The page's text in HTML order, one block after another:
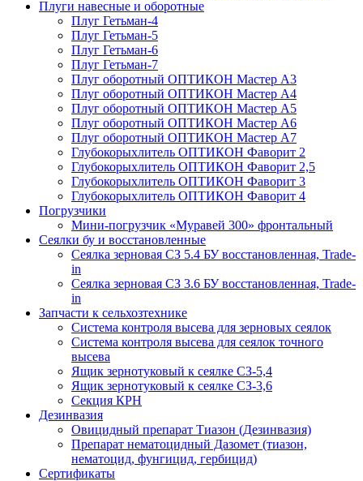
Плуги навесные и оборотные
Плуг Гетьман-4
Плуг Гетьман-5
Плуг Гетьман-6
Плуг Гетьман-7
Плуг оборотный ОПТИКОН Мастер А3
Плуг оборотный ОПТИКОН Мастер А4
Плуг оборотный ОПТИКОН Мастер А5
Плуг оборотный ОПТИКОН Мастер А6
Плуг оборотный ОПТИКОН Мастер А7
Глубокорыхлитель ОПТИКОН Фаворит 2
Глубокорыхлитель ОПТИКОН Фаворит 2,5
Глубокорыхлитель ОПТИКОН Фаворит 3
Глубокорыхлитель ОПТИКОН Фаворит 4
Погрузчики
Мини-погрузчик «Муравей 300» фронтальный
Сеялки бу и восстановленные
Сеялка зерновая СЗ 5.4 БУ восстановленная, Trade-
in
Сеялка зерновая СЗ 3.6 БУ восстановленная, Trade-
in
Запчасти к сельхозтехнике
Система контроля высева для зерновых сеялок
Система контроля высева для сеялок точного
высева
Ящик зернотуковый к сеялке СЗ-5,4
Ящик зернотуковый к сеялке СЗ-3,6
Секция КРН
Дезинвазия
Овицидный препарат Тиазон (Дезинвазия)
Препарат нематоцидный Дазомет (тиазон,
нематоцид, фунгицид, гербицид)
Сертификаты